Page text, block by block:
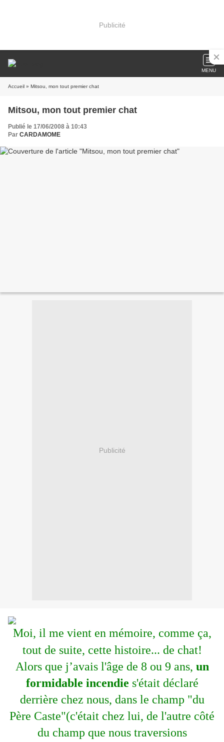
Publicité
MENU
Accueil » Mitsou, mon tout premier chat
Mitsou, mon tout premier chat
Publié le 17/06/2008 à 10:43
Par CARDAMOME
Publicité
Moi, il me vient en mémoire, comme ça,
tout de suite, cette histoire... de chat!
Alors que j’avais l'âge de 8 ou 9 ans, un
formidable incendie s'était déclaré
derrière chez nous, dans le champ "du
Père Caste"(c'était chez lui, de l'autre côté
du champ que nous traversions